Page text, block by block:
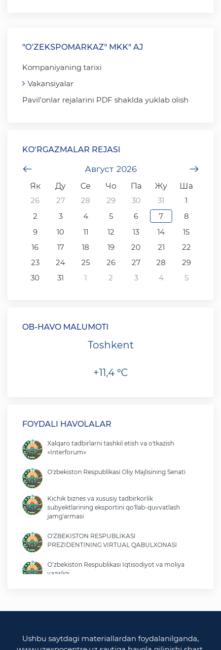
"O‘ZEKSPOMARKAZ" MKK" AJ
Kompaniyaning tarixi
Vakansiyalar
Pavil'onlar rejalarini PDF shaklda yuklab olish
KO‘RGAZMALAR REJASI
Август 2026
Як
Ду Се Чо Па Жу
Ша
26
27 28 29 30 31
1
2
3 4 5 6 7
8
9
10 11 12 13 14
15
16
17 18 19 20 21
22
23
24 25 26 27 28
29
30
31 1 2 3 4 5
OB-HAVO MA`LUMOTI
Toshkent
+11,4 °C
FOYDALI HAVOLALAR
Xalqaro tadbirlarni tashkil etish va o'tkazish
«Interforum»
O'zbekiston Respublikasi Oliy Majlisining Senati
Kichik biznes va xususiy tadbirkorlik
subyektlarining eksportini qo'llab-quvvatlash
jamg'armasi
O'ZBEKISTON RESPUBLIKASI
PREZIDENTINING VIRTUAL QABULXONASI
O‘zbekiston Respublikasi Iqtisodiyot va moliya
vazirligi
O‘zbekiston Respublikasi Adliya vazirligi
Ushbu saytdagi materiallardan foydalanilganda,